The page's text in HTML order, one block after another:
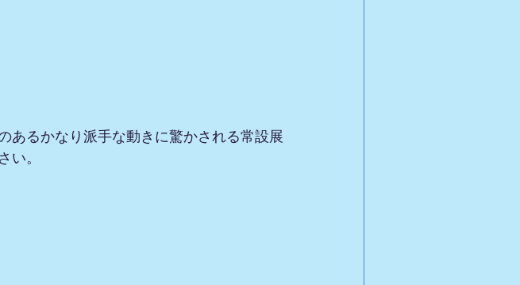
あるかなり派手な動きに驚かされる常設展
い。